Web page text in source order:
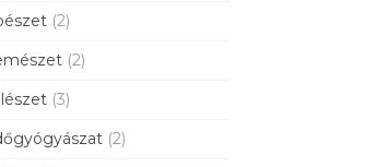
(2)
(2)
(3)
(2)